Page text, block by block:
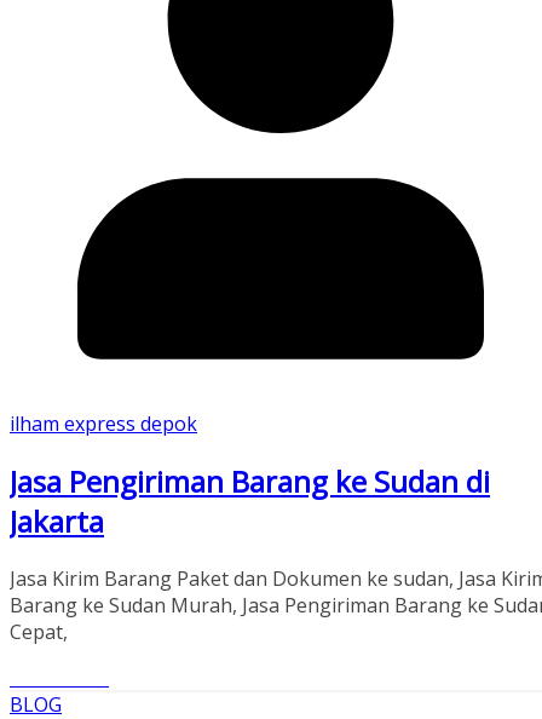
ilham express depok
Jasa Pengiriman Barang ke Sudan di
Jakarta
Jasa Kirim Barang Paket dan Dokumen ke sudan, Jasa
Barang ke Sudan Murah, Jasa Pengiriman Barang ke
Cepat,
BLOG